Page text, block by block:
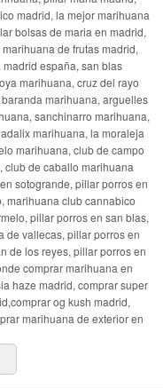
madrid, la mejor marihuana
bolsas de maria en madrid,
de frutas madrid,
españa, san blas
marihuana, cruz del rayo
marihuana, arguelles
sanchinarro marihuana,
marihuana, la moraleja
marihuana, club de campo
club de caballo marihuana
sotogrande, pillar porros en
marihuana club cannabico
pillar porros en san blas,
de vallecas, pillar porros en
de los reyes, pillar porros en
comprar marihuana en
haze madrid, comprar super
og kush madrid,
marihuana de exterior en